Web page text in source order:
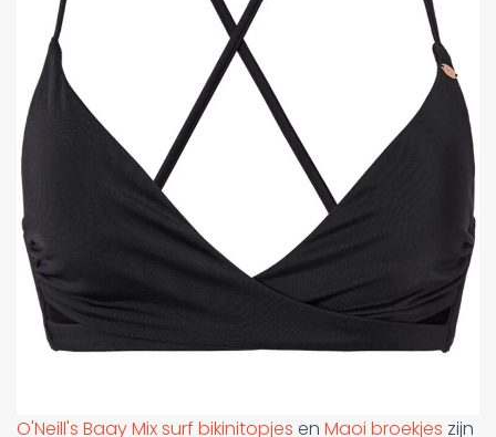
O'Neill's Baay Mix surf bikinitopjes en Maoi broekjes zijn